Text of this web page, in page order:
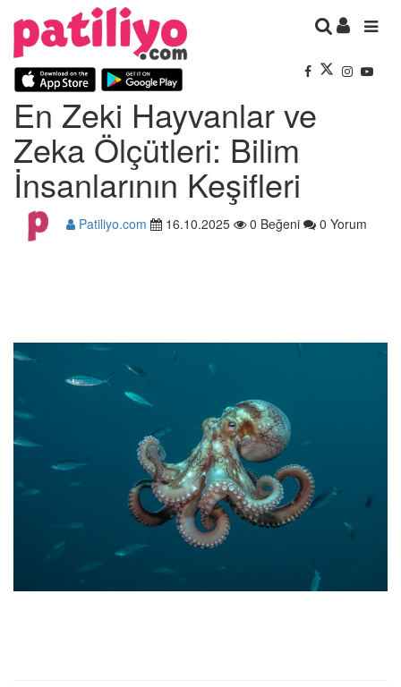
En Zeki Hayvanlar ve
Zeka Ölçütleri: Bilim
İnsanlarının Keşifleri
Patiliyo.com 16.10.2025 0 Beğeni 0 Yorum